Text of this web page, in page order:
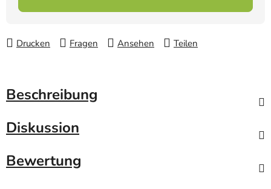
Drucken Fragen Ansehen Teilen
Beschreibung
Diskussion
Bewertung